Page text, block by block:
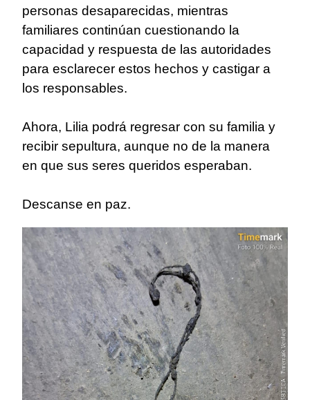
personas desaparecidas, mientras
familiares continúan cuestionando la
capacidad y respuesta de las autoridades
para esclarecer estos hechos y castigar a
los responsables.
Ahora, Lilia podrá regresar con su familia y
recibir sepultura, aunque no de la manera
en que sus seres queridos esperaban.
Descanse en paz.